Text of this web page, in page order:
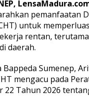
l
i
n
d
u
n
a
n
K
pemanfaatan
untuk
rentan,
daerah.
Bappeda Sumenep,
mengacu pada
22 Tahun 2026